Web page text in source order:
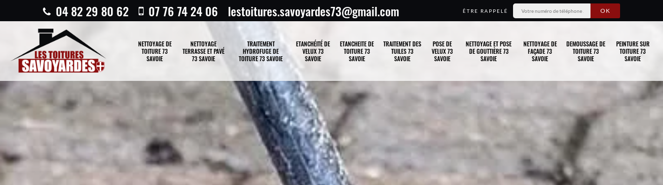
04 82 29 80 62 07 76 74 24 06 lestoitures.savoyardes73@gmail.com ÊTRE RAPPELÉ
NETTOYAGE DE
TOITURE 73
SAVOIE
NETTOYAGE
TERRASSE ET PAVÉ
73 SAVOIE
TRAITEMENT
HYDROFUGE DE
TOITURE 73 SAVOIE
ETANCHÉITÉ DE
VELUX 73
SAVOIE
ETANCHEITE DE
TOITURE 73
SAVOIE
TRAITEMENT DES
TUILES 73
SAVOIE
POSE DE
VELUX 73
SAVOIE
NETTOYAGE ET POSE
DE GOUTTIÈRE 73
SAVOIE
NETTOYAGE DE
FAÇADE 73
SAVOIE
DEMOUSSAGE DE
TOITURE 73
SAVOIE
PEINTURE SUR
TOITURE 73
SAVOIE